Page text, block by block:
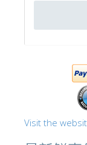
Visit the